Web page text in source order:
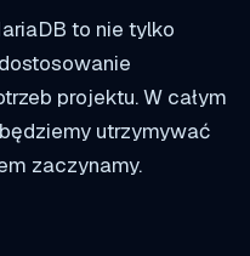
to nie tylko
projektu. W całym
utrzymywać
zaczynamy.